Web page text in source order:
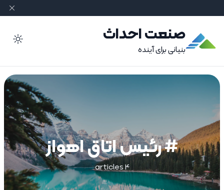
صنعت احداث
بنیانی برای آینده
# رئیس اتاق اهواز
4 articles